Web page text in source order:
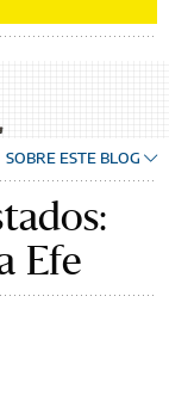
SOBRE ESTE BLOG
Efe